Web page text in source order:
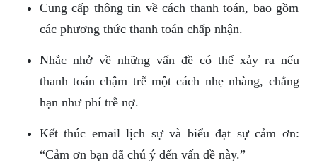
Cung cấp thông tin về cách thanh toán, bao gồm
các phương thức thanh toán chấp nhận.
Nhắc nhở về những vấn đề có thể xảy ra nếu
thanh toán chậm trễ một cách nhẹ nhàng, chẳng
hạn như phí trễ nợ.
Kết thúc email lịch sự và biểu đạt sự cảm ơn:
“Cảm ơn bạn đã chú ý đến vấn đề này.”